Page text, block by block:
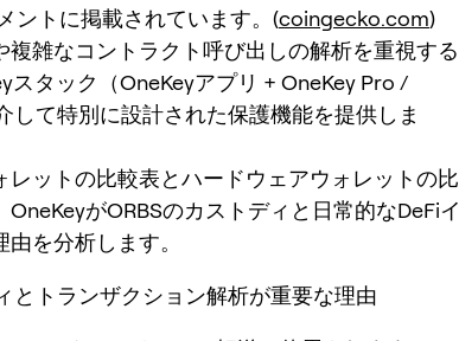
ントに掲載されています。(coingecko.com)
雑なコントラクト呼び出しの解析を重視する
スタック（OneKeyアプリ + OneKey Pro /
して特別に設計された保護機能を提供しま
ットの比較表とハードウェアウォレットの比
がORBSのカストディと日常的なDeFiイ
を分析します。
とトランザクション解析が重要な理由